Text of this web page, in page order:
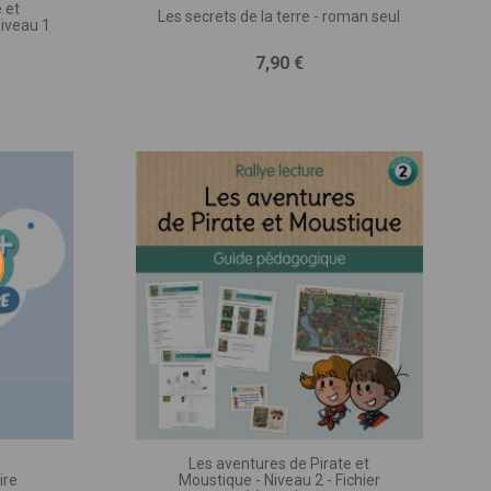
et
1
Les secrets de la terre - roman seul
Prix
7,90 €
Les aventures de Pirate et
Moustique - Niveau 2 - Fichier